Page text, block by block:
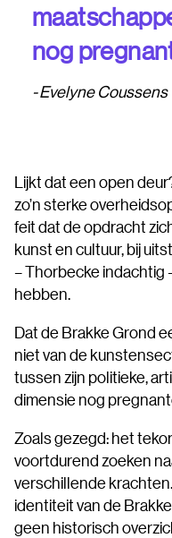
nog
Evelyne Coussens
Lijkt dat een open
zo’n sterke
feit dat de opdracht
kunst en cultuur, bij
– Thorbecke indachtig
hebben.
Dat de Brakke Grond
niet van de
tussen zijn politieke,
dimensie nog
Zoals gezegd: het
voortdurend zoeken
verschillende
identiteit van de
geen historisch